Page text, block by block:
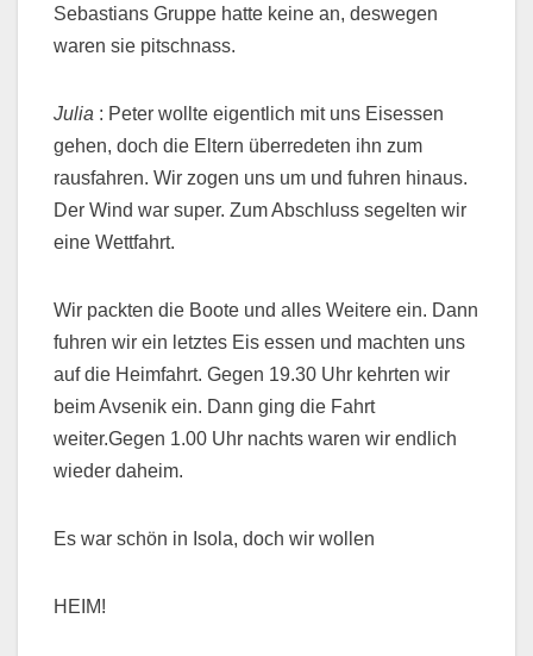
Sebastians Gruppe hatte keine an, deswegen
waren sie pitschnass.
Julia : Peter wollte eigentlich mit uns Eisessen
gehen, doch die Eltern überredeten ihn zum
rausfahren. Wir zogen uns um und fuhren hinaus.
Der Wind war super. Zum Abschluss segelten wir
eine Wettfahrt.
Wir packten die Boote und alles Weitere ein. Dann
fuhren wir ein letztes Eis essen und machten uns
auf die Heimfahrt. Gegen 19.30 Uhr kehrten wir
beim Avsenik ein. Dann ging die Fahrt
weiter.Gegen 1.00 Uhr nachts waren wir endlich
wieder daheim.
Es war schön in Isola, doch wir wollen
HEIM!